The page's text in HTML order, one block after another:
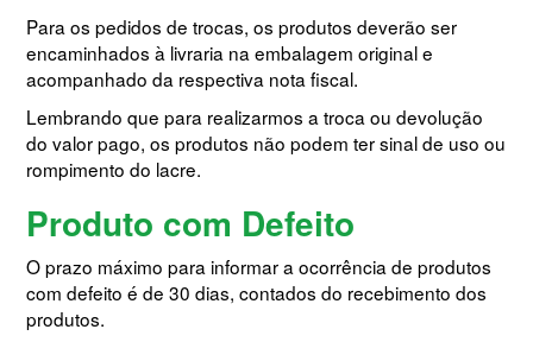
Para os pedidos de trocas, os produtos deverão ser
encaminhados à livraria na embalagem original e
acompanhado da respectiva nota fiscal.
Lembrando que para realizarmos a troca ou devolução
do valor pago, os produtos não podem ter sinal de uso ou
rompimento do lacre.
Produto com Defeito
O prazo máximo para informar a ocorrência de produtos
com defeito é de 30 dias, contados do recebimento dos
produtos.